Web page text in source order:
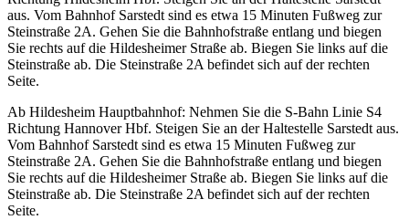
aus. Vom Bahnhof Sarstedt sind es etwa 15 Minuten Fußweg zur
Steinstraße 2A. Gehen Sie die Bahnhofstraße entlang und biegen
Sie rechts auf die Hildesheimer Straße ab. Biegen Sie links auf die
Steinstraße ab. Die Steinstraße 2A befindet sich auf der rechten
Seite.
Ab Hildesheim Hauptbahnhof: Nehmen Sie die S-Bahn Linie S4
Richtung Hannover Hbf. Steigen Sie an der Haltestelle Sarstedt aus.
Vom Bahnhof Sarstedt sind es etwa 15 Minuten Fußweg zur
Steinstraße 2A. Gehen Sie die Bahnhofstraße entlang und biegen
Sie rechts auf die Hildesheimer Straße ab. Biegen Sie links auf die
Steinstraße ab. Die Steinstraße 2A befindet sich auf der rechten
Seite.